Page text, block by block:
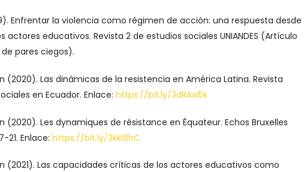
Enfrentar la violencia como régimen de acción: una respuesta desde
actores educativos. Revista 2 de estudios sociales UNIANDES (Artículo
pares ciegos).
(2020). Las dinámicas de la resistencia en América Latina. Revista
en Ecuador. Enlace: https://bit.ly/3dRAw5k
(2020). Les dynamiques de résistance en Équateur. Echos Bruxelles
21. Enlace: https://bit.ly/3kkl8hC
(2021). Las capacidades críticas de los actores educativos como